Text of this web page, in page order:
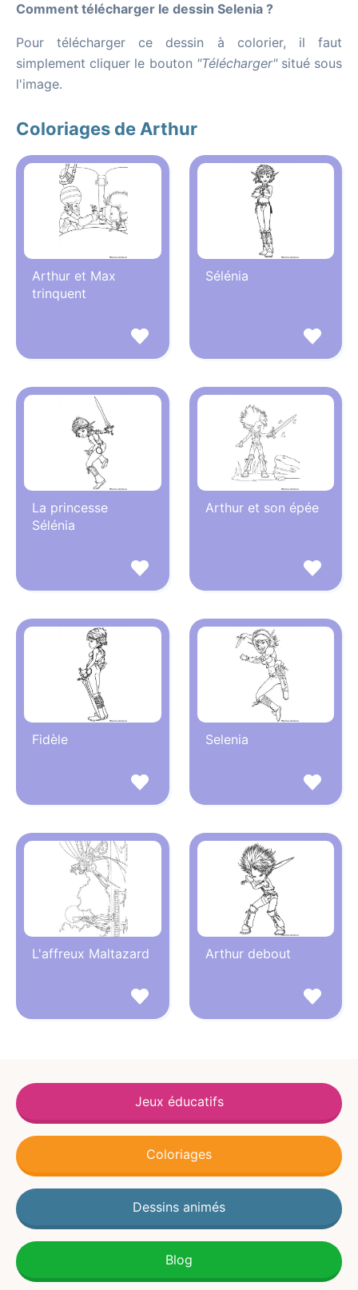
Comment télécharger le dessin Selenia ?
Pour télécharger ce dessin à colorier, il faut
simplement cliquer le bouton "Télécharger"situé sous
l'image.
Coloriages de Arthur
Arthur et Max
trinquent
Sélénia
La princesse
Sélénia
Arthur et son épée
Fidèle Selenia
L'affreux Maltazard Arthur debout
Jeux éducatifs
Coloriages
Dessins animés
Blog